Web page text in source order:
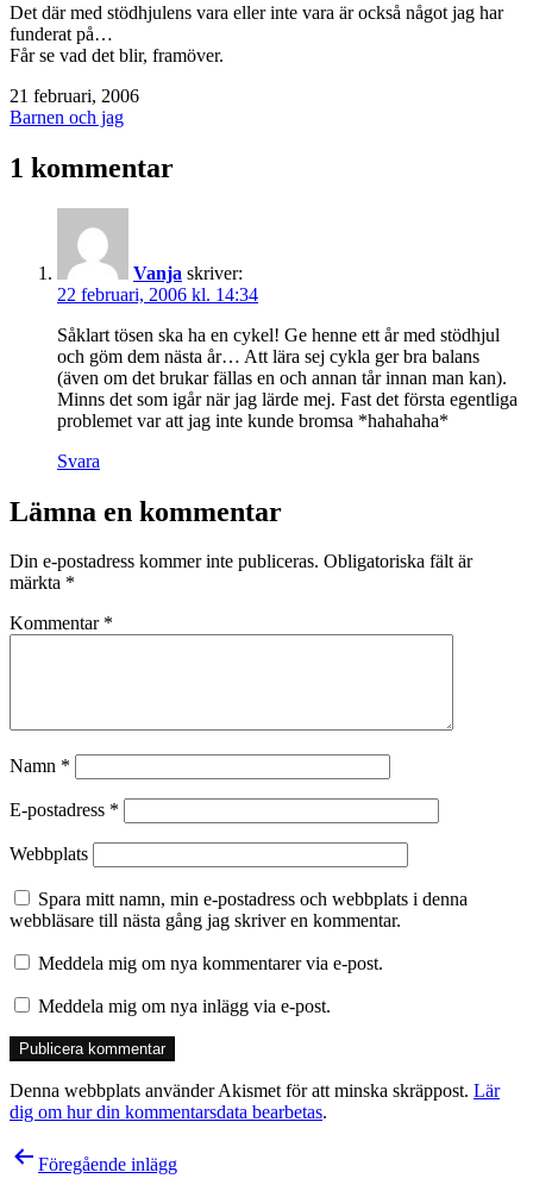
Det där med stödhjulens vara eller inte vara är också något jag har
funderat på…
Får se vad det blir, framöver.
Publicerat
den
21 februari, 2006
Kategoriserat
Barnen och jag
1 kommentar
Vanja skriver:
22 februari, 2006 kl. 14:34
Såklart tösen ska ha en cykel! Ge henne ett år med stödhjul
och göm dem nästa år… Att lära sej cykla ger bra balans
(även om det brukar fällas en och annan tår innan man kan).
Minns det som igår när jag lärde mej. Fast det första egentliga
problemet var att jag inte kunde bromsa *hahahaha*
Svara
Lämna en kommentar
Din e-postadress kommer inte publiceras. Obligatoriska fält är
märkta *
Kommentar *
Namn *
E-postadress *
Webbplats
Spara mitt namn, min e-postadress och webbplats i denna
webbläsare till nästa gång jag skriver en kommentar.
Meddela mig om nya kommentarer via e-post.
Meddela mig om nya inlägg via e-post.
Denna webbplats använder Akismet för att minska skräppost. Lär
dig om hur din kommentarsdata bearbetas.
Inläggsnavigering
Föregående inlägg